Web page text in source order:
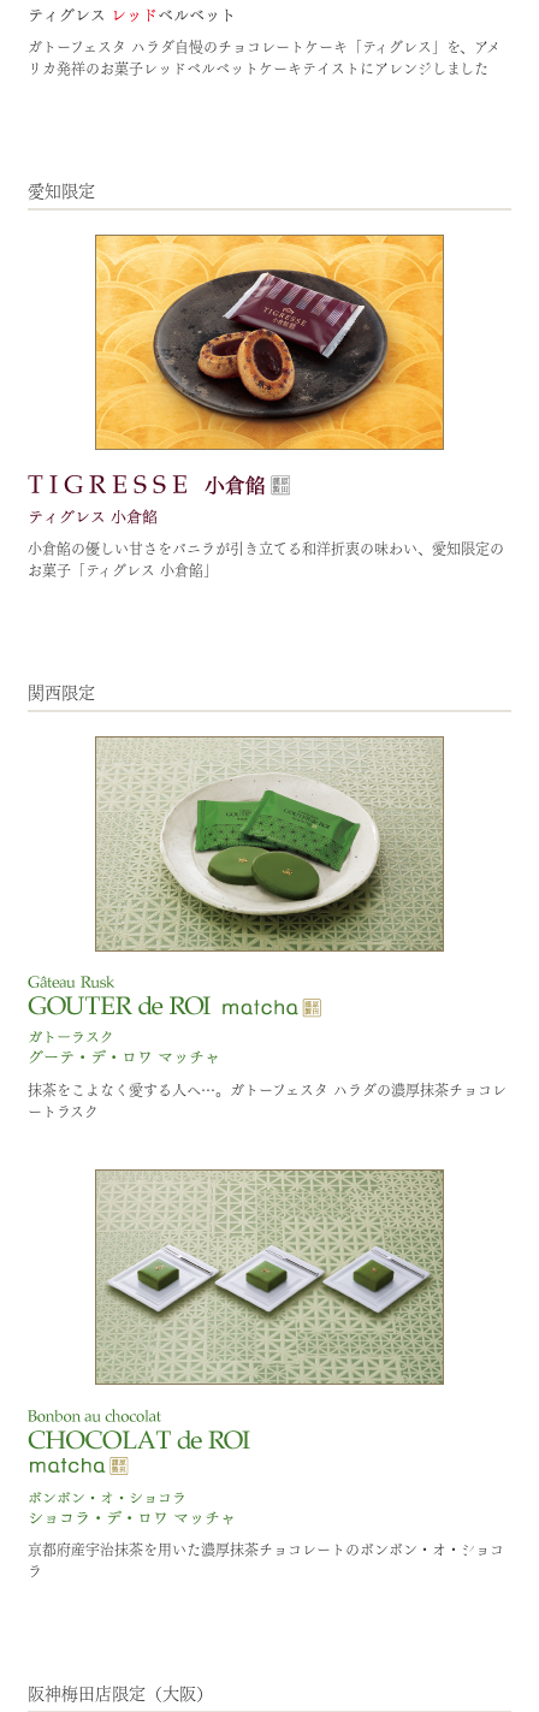
ガトーフェスタ ハラダ自慢のチョコレートケーキ「ティグレス」を、アメ
リカ発祥のお菓子レッドベルベットケーキテイストにアレンジしました
愛知限定
小倉餡の優しい甘さをバニラが引き立てる和洋折衷の味わい、愛知限定の
お菓子「ティグレス 小倉餡」
関西限定
抹茶をこよなく愛する人へ…。ガトーフェスタ ハラダの濃厚抹茶チョコレ
ートラスク
京都府産宇治抹茶を用いた濃厚抹茶チョコレートのボンボン・オ・ショコ
ラ
阪神梅田店限定（大阪）